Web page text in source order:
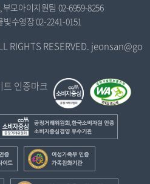
모아이지원팀 02-6959-8256
수영장 02-2241-0151
RIGHTS RESERVED. jeonsan@go
공
정
거
래
여
성